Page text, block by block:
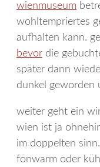
wienmuseum
wohltempriertes
aufhalten kann.
bevor die
später dann
dunkel geworden
weiter geht ein
wien ist ja
im doppelten
fönwarm oder